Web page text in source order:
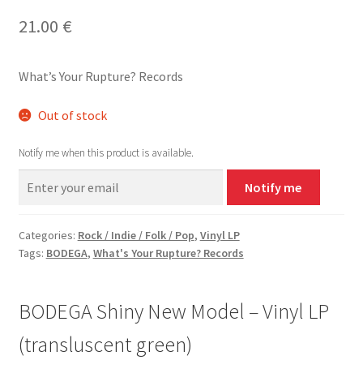
21.00 €
What’s Your Rupture? Records
Out of stock
Notify me when this product is available.
Notify me
Categories: Rock / Indie / Folk / Pop, Vinyl LP
Tags: BODEGA, What's Your Rupture? Records
BODEGA Shiny New Model – Vinyl LP
(transluscent green)